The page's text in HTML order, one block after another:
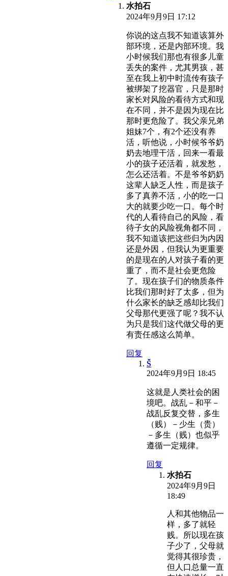
水拍石
2024年9月9日 17:12
你说的这点我不知道该算外
部环境，还是内部环境。我
小时候我们那也有很多儿童
丢失的案件，尤其男孩，甚
至在我上初中时流传有孩子
被绑架了挖器官，只是那时
家长对风险的看待方式和现
在不同，并不是因为现在比
那时更危险了。我父亲兄弟
姐妹7个，有2个还没有养
活，听他说，小时候爷爷奶
奶去地理干活，回来一看最
小的孩子还活着，就发愁，
怎么还活着。不是爷爷奶奶
这辈人缺乏人性，而是孩子
多了真养不活，小的吃一口
大的就要少吃一口。每个时
代的人看待自己的风险，看
待子女的风险视角都不同，
我不知道该把这些归为内因
还是外因，但我认为更重要
的是现在的人对孩子看的更
重了，而不是社会更危险
了。现在孩子们的物质条件
比我们那时好了太多，但为
什么家长的缺乏感却比我们
父母那代更强了呢？我不认
为只是我们这代做父母的更
有责任感这么简单。
回复
S̆̈
2024年9月9日 18:45
这就是人类社会的困
境吧。战乱－和平－
战乱反复交替，多生
（贱）－少生（贵）
－多生（贱）也似乎
遵循一定规律。
回复
水拍石
2024年9月9日
18:49
人和其他物品一
样，多了就轻
贱。所以现在孩
子少了，父母就
觉得其很珍贵，
但人口总量一直